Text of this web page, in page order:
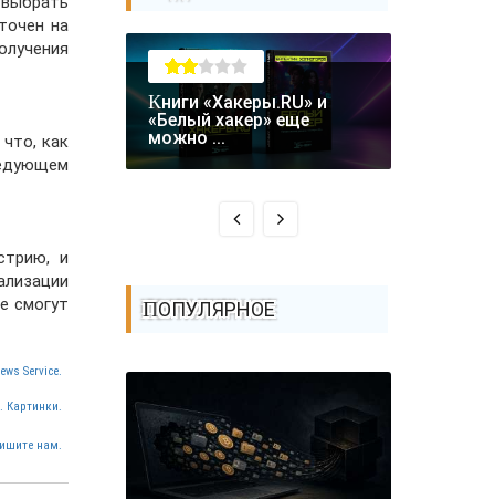
на
как
и
смогут
Service.
Картинки.
нам.
Книги «Хакеры.RU» и
«Белый хакер» еще
можно ...
ПОПУЛЯРНОЕ